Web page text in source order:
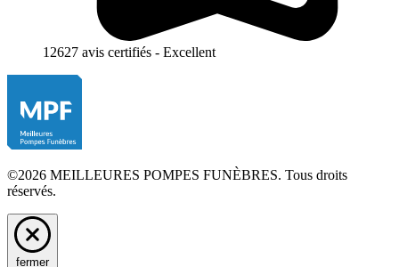
12627 avis certifiés - Excellent
©2026 MEILLEURES POMPES FUNÈBRES. Tous droits
réservés.
fermer